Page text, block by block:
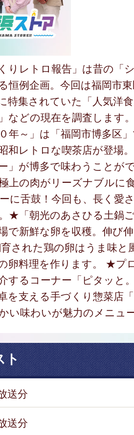
りレトロ報告」は昔の「
恒例企画。今回は福岡市
特集されていた「人気洋
などの現在を調査します
年～」は「福岡市博多区
和レトロな喫茶店が登場
」が博多で味わうことが
上の肉がリーズナブルに
に舌鼓！今回も、長く愛
★「朝光のあさひる土鍋
で新鮮な卵を収穫。伸び
育された鶏の卵はうま味と
卵料理を作ります。 ★プ
するコーナー「ピタッと
を支える手づくり惣菜店
い味わいが魅力のメニュ
ト
送分
送分